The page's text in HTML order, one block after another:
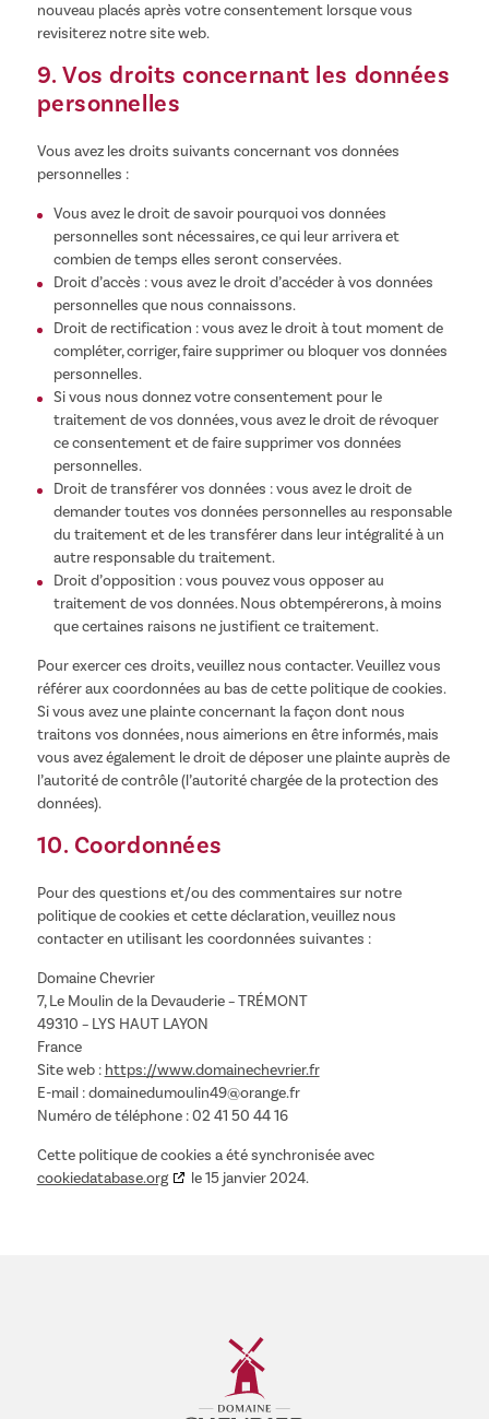
nouveau placés après votre consentement lorsque vous
revisiterez notre site web.
9. Vos droits concernant les données
personnelles
Vous avez les droits suivants concernant vos données
personnelles :
Vous avez le droit de savoir pourquoi vos données
personnelles sont nécessaires, ce qui leur arrivera et
combien de temps elles seront conservées.
Droit d’accès : vous avez le droit d’accéder à vos données
personnelles que nous connaissons.
Droit de rectification : vous avez le droit à tout moment de
compléter, corriger, faire supprimer ou bloquer vos données
personnelles.
Si vous nous donnez votre consentement pour le
traitement de vos données, vous avez le droit de révoquer
ce consentement et de faire supprimer vos données
personnelles.
Droit de transférer vos données : vous avez le droit de
demander toutes vos données personnelles au responsable
du traitement et de les transférer dans leur intégralité à un
autre responsable du traitement.
Droit d’opposition : vous pouvez vous opposer au
traitement de vos données. Nous obtempérerons, à moins
que certaines raisons ne justifient ce traitement.
Pour exercer ces droits, veuillez nous contacter. Veuillez vous
référer aux coordonnées au bas de cette politique de cookies.
Si vous avez une plainte concernant la façon dont nous
traitons vos données, nous aimerions en être informés, mais
vous avez également le droit de déposer une plainte auprès de
l’autorité de contrôle (l’autorité chargée de la protection des
données).
10. Coordonnées
Pour des questions et/ou des commentaires sur notre
politique de cookies et cette déclaration, veuillez nous
contacter en utilisant les coordonnées suivantes :
Domaine Chevrier
7, Le Moulin de la Devauderie – TRÉMONT
49310 – LYS HAUT LAYON
France
Site web : https://www.domainechevrier.fr
E-mail :domainedumoulin49@orange.fr
Numéro de téléphone : 02 41 50 44 16
Cette politique de cookies a été synchronisée avec
cookiedatabase.org
le 15 janvier 2024.